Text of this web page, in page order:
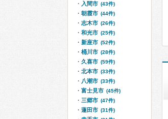
入間市 (43件)
朝霞市 (44件)
志木市 (26件)
和光市 (25件)
新座市 (52件)
桶川市 (28件)
久喜市 (59件)
北本市 (33件)
八潮市 (33件)
富士見市 (45件)
三郷市 (47件)
蓮田市 (31件)